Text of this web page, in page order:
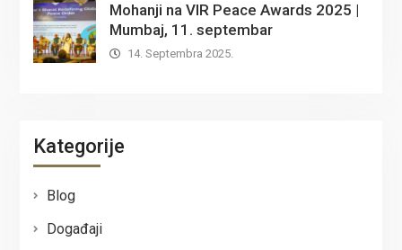
Mohanji na VIR Peace Awards 2025 |
Mumbaj, 11. septembar
14. Septembra 2025.
Kategorije
Blog
Događaji